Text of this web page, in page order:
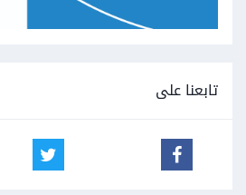
تابعنا على